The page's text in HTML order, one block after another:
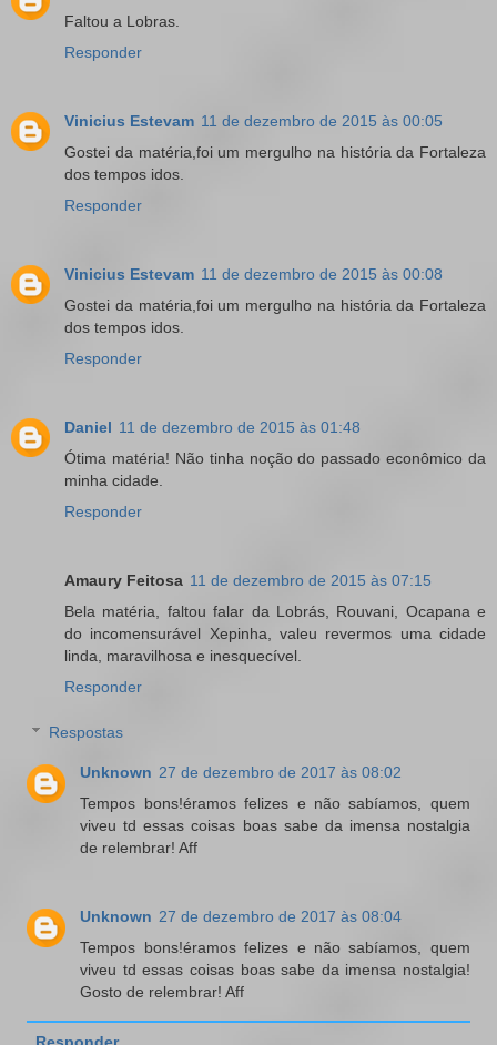
Faltou a Lobras.
Responder
Vinicius Estevam 11 de dezembro de 2015 às 00:05
Gostei da matéria,foi um mergulho na história da Fortaleza
dos tempos idos.
Responder
Vinicius Estevam 11 de dezembro de 2015 às 00:08
Gostei da matéria,foi um mergulho na história da Fortaleza
dos tempos idos.
Responder
Daniel 11 de dezembro de 2015 às 01:48
Ótima matéria! Não tinha noção do passado econômico da
minha cidade.
Responder
Amaury Feitosa 11 de dezembro de 2015 às 07:15
Bela matéria, faltou falar da Lobrás, Rouvani, Ocapana e
do incomensurável Xepinha, valeu revermos uma cidade
linda, maravilhosa e inesquecível.
Responder
Respostas
Unknown 27 de dezembro de 2017 às 08:02
Tempos bons!éramos felizes e não sabíamos, quem
viveu td essas coisas boas sabe da imensa nostalgia
de relembrar! Aff
Unknown 27 de dezembro de 2017 às 08:04
Tempos bons!éramos felizes e não sabíamos, quem
viveu td essas coisas boas sabe da imensa nostalgia!
Gosto de relembrar! Aff